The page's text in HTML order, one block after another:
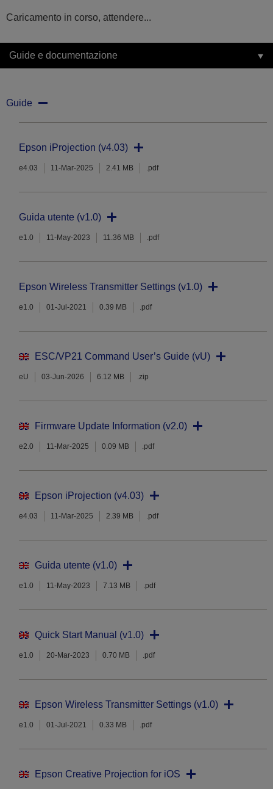
Caricamento in corso, attendere...
Guide e documentazione
Guide
Epson iProjection (v4.03)
e4.03 11-Mar-2025 2.41 MB .pdf
Guida utente (v1.0)
e1.0 11-May-2023 11.36 MB .pdf
Epson Wireless Transmitter Settings (v1.0)
e1.0 01-Jul-2021 0.39 MB .pdf
ESC/VP21 Command User’s Guide (vU)
eU 03-Jun-2026 6.12 MB .zip
Firmware Update Information (v2.0)
e2.0 11-Mar-2025 0.09 MB .pdf
Epson iProjection (v4.03)
e4.03 11-Mar-2025 2.39 MB .pdf
Guida utente (v1.0)
e1.0 11-May-2023 7.13 MB .pdf
Quick Start Manual (v1.0)
e1.0 20-Mar-2023 0.70 MB .pdf
Epson Wireless Transmitter Settings (v1.0)
e1.0 01-Jul-2021 0.33 MB .pdf
Epson Creative Projection for iOS